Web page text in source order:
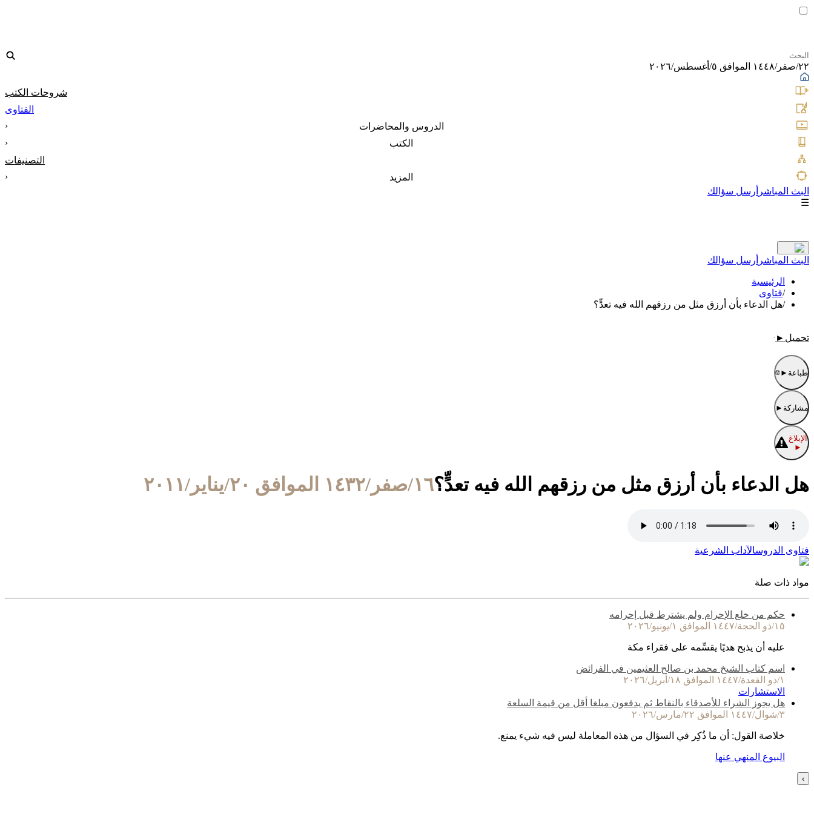
٢٢/صفر/١٤٤٨ الموافق ٥/أغسطس/٢٠٢٦
شروحات الكتب
الفتاوى
الدروس والمحاضرات
‹
الكتب
‹
التصنيفات
المزيد
‹
البث المباشر أرسل سؤالك
☰
البث المباشر أرسل سؤالك
الرئيسية
/فتاوى
/هل الدعاء بأن أرزق مثل من رزقهم الله فيه تعدٍّ؟
تحميل ►
طباعة ►
مشاركة ►
الإبلاغ
►
هل الدعاء بأن أرزق مثل من رزقهم الله فيه تعدٍّ؟١٦/صفر/١٤٣٢ الموافق ٢٠/يناير/٢٠١١
فتاوى الدروسالآداب الشرعية
مواد ذات صلة
حكم من خلع الإحرام ولم يشترط قبل إحرامه
١٥/ذو الحجة/١٤٤٧ الموافق ١/يونيو/٢٠٢٦
عليه أن يذبح هديًا يقسِّمه على فقراء مكة
اسم كتاب الشيخ محمد بن صالح العثيمين في الفرائض
١/ذو القعدة/١٤٤٧ الموافق ١٨/أبريل/٢٠٢٦
الاستشارات
هل يجوز الشراء للأصدقاء بالنقاط ثم يدفعون مبلغا أقل من قيمة السلعة
٣/شوال/١٤٤٧ الموافق ٢٢/مارس/٢٠٢٦
خلاصة القول: أن ما ذُكِر في السؤال من هذه المعاملة ليس فيه شيء يمنع.
البيوع المنهي عنها
›